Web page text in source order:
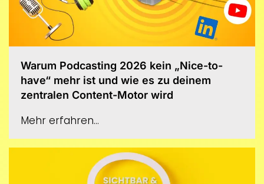
Warum Podcasting 2026 kein „Nice-to-
have“ mehr ist und wie es zu deinem
zentralen Content-Motor wird
Mehr erfahren...